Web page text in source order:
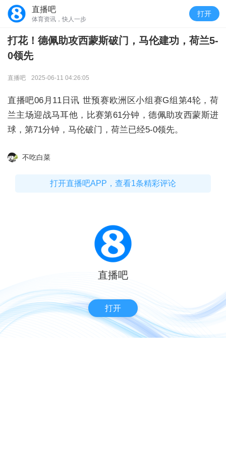
直播吧
体育资讯，快人一步
打开
打花！德佩助攻西蒙斯破门，马伦建功，荷兰5-
0领先
直播吧 2025-06-11 04:26:05
直播吧06月11日讯 世预赛欧洲区小组赛G组第4轮，荷
兰主场迎战马耳他，比赛第61分钟，德佩助攻西蒙斯进
球，第71分钟，马伦破门，荷兰已经5-0领先。
不吃白菜
打开直播吧APP，查看1条精彩评论
直播吧
打开